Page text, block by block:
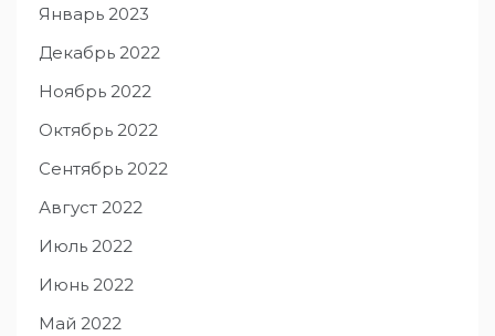
Январь 2023
Декабрь 2022
Ноябрь 2022
Октябрь 2022
Сентябрь 2022
Август 2022
Июль 2022
Июнь 2022
Май 2022